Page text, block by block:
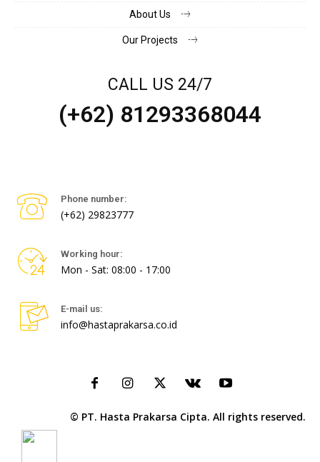
About Us
Our Projects
CALL US 24/7
(+62) 81293368044
Phone number:
(+62) 29823777
Working hour:
Mon - Sat: 08:00 - 17:00
E-mail us:
info@hastaprakarsa.co.id
© PT. Hasta Prakarsa Cipta. All rights reserved.